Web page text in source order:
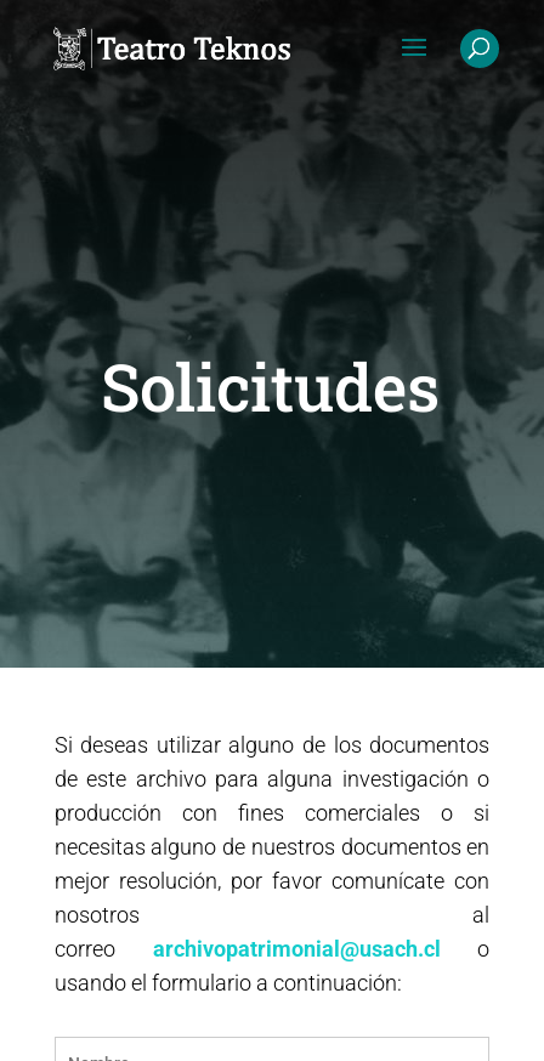
Solicitudes
Si deseas utilizar alguno de los documentos
de este archivo para alguna investigación o
producción con fines comerciales o si
necesitas alguno de nuestros documentos en
mejor resolución, por favor comunícate con
nosotros al
correo archivopatrimonial@usach.cl
o
usando el formulario a continuación: